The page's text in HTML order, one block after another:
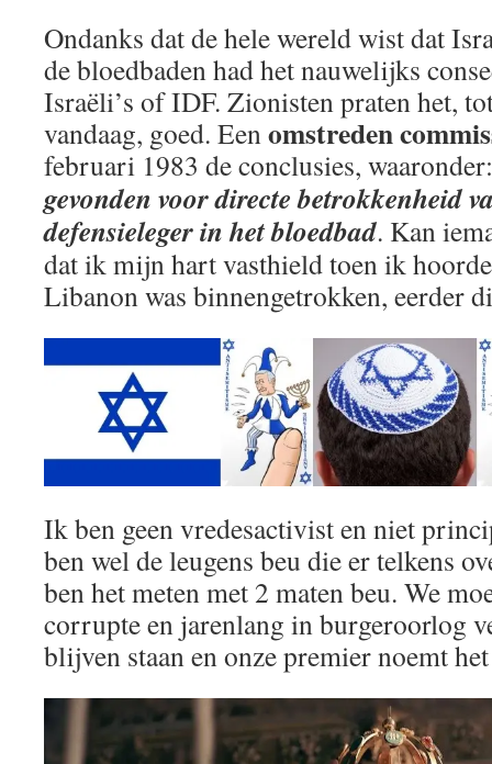
Ondanks dat de hele wereld wist dat
de bloedbaden had het nauwelijks
Israëli’s of IDF. Zionisten praten het,
vandaag, goed. Eenomstreden
februari 1983 de conclusies,
gevonden voor directe betrokkenheid
defensieleger in het bloedbad. Kan
dat ik mijn hart vasthield toen ik
Libanon was binnengetrokken, eerder
Ik ben geen vredesactivist en niet
ben wel de leugens beu die er telkens
ben het meten met 2 maten beu. We
corrupte en jarenlang in burgeroorlog
blijven staan en onze premier noemt